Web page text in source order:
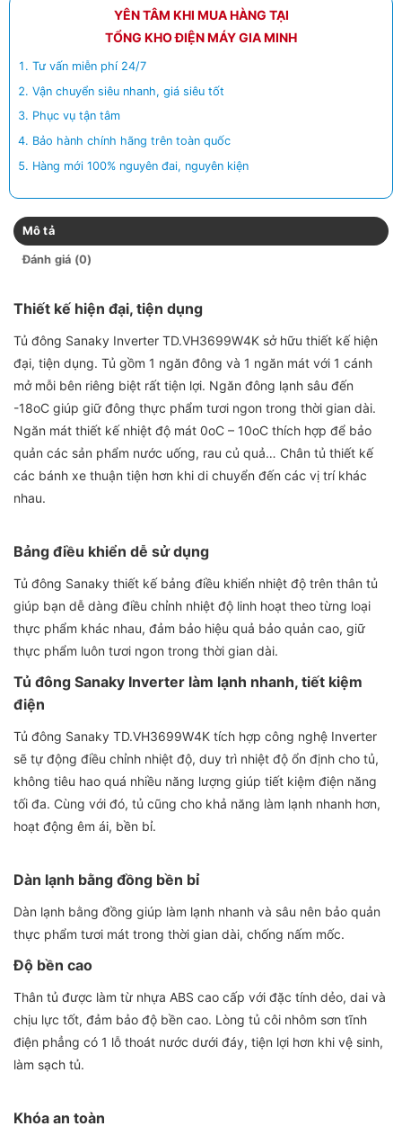
YÊN TÂM KHI MUA HÀNG TẠI
TỔNG KHO ĐIỆN MÁY GIA MINH
Tư vấn miễn phí 24/7
Vận chuyển siêu nhanh, giá siêu tốt
Phục vụ tận tâm
Bảo hành chính hãng trên toàn quốc
Hàng mới 100% nguyên đai, nguyên kiện
Mô tả
Đánh giá (0)
Thiết kế hiện đại, tiện dụng
Tủ đông Sanaky Inverter TD.VH3699W4K sở hữu thiết kế hiện
đại, tiện dụng. Tủ gồm 1 ngăn đông và 1 ngăn mát với 1 cánh
mở mỗi bên riêng biệt rất tiện lợi. Ngăn đông lạnh sâu đến
-18oC giúp giữ đông thực phẩm tươi ngon trong thời gian dài.
Ngăn mát thiết kế nhiệt độ mát 0oC – 10oC thích hợp để bảo
quản các sản phẩm nước uống, rau củ quả… Chân tủ thiết kế
các bánh xe thuận tiện hơn khi di chuyển đến các vị trí khác
nhau.
Bảng điều khiển dễ sử dụng
Tủ đông Sanaky thiết kế bảng điều khiển nhiệt độ trên thân tủ
giúp bạn dễ dàng điều chỉnh nhiệt độ linh hoạt theo từng loại
thực phẩm khác nhau, đảm bảo hiệu quả bảo quản cao, giữ
thực phẩm luôn tươi ngon trong thời gian dài.
Tủ đông Sanaky Inverter làm lạnh nhanh, tiết kiệm
điện
Tủ đông Sanaky TD.VH3699W4K tích hợp công nghệ Inverter
sẽ tự động điều chỉnh nhiệt độ, duy trì nhiệt độ ổn định cho tủ,
không tiêu hao quá nhiều năng lượng giúp tiết kiệm điện năng
tối đa. Cùng với đó, tủ cũng cho khả năng làm lạnh nhanh hơn,
hoạt động êm ái, bền bỉ.
Dàn lạnh bằng đồng bền bỉ
Dàn lạnh bằng đồng giúp làm lạnh nhanh và sâu nên bảo quản
thực phẩm tươi mát trong thời gian dài, chống nấm mốc.
Độ bền cao
Thân tủ được làm từ nhựa ABS cao cấp với đặc tính dẻo, dai và
chịu lực tốt, đảm bảo độ bền cao. Lòng tủ côi nhôm sơn tĩnh
điện phẳng có 1 lỗ thoát nước dưới đáy, tiện lợi hơn khi vệ sinh,
làm sạch tủ.
Khóa an toàn